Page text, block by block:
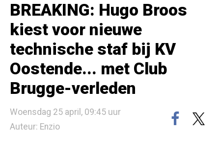
BREAKING: Hugo Broos
kiest voor nieuwe
technische staf bij KV
Oostende... met Club
Brugge-verleden
Woensdag 25 april, 09:45 uur
Auteur: Enzio